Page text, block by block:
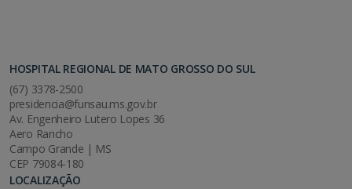
HOSPITAL REGIONAL DE MATO GROSSO DO SUL
(67) 3378-2500
presidencia@funsau.ms.gov.br
Av. Engenheiro Lutero Lopes 36
Aero Rancho
Campo Grande | MS
CEP 79084-180
LOCALIZAÇÃO